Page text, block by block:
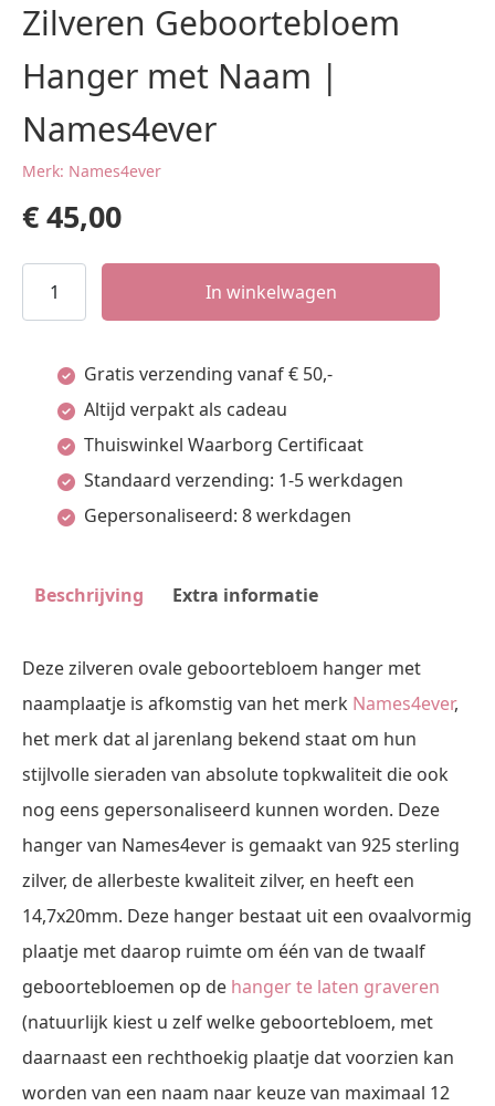
Zilveren Geboortebloem
Hanger met Naam |
Names4ever
Merk: Names4ever
€45,00
Zilveren
Geboortebloem
Naam
Names4ever
aantal
In winkelwagen
Gratis verzending vanaf € 50,-
Altijd verpakt als cadeau
Thuiswinkel Waarborg Certificaat
Standaard verzending: 1-5 werkdagen
Gepersonaliseerd: 8 werkdagen
Beschrijving Extra informatie
Deze zilveren ovale geboortebloem hanger met
naamplaatje is afkomstig van het merk Names4ever,
het merk dat al jarenlang bekend staat om hun
stijlvolle sieraden van absolute topkwaliteit die ook
nog eens gepersonaliseerd kunnen worden. Deze
hanger van Names4ever is gemaakt van 925 sterling
zilver, de allerbeste kwaliteit zilver, en heeft een
14,7x20mm. Deze hanger bestaat uit een ovaalvormig
plaatje met daarop ruimte om één van de twaalf
geboortebloemen op de hanger te laten graveren
(natuurlijk kiest u zelf welke geboortebloem, met
daarnaast een rechthoekig plaatje dat voorzien kan
worden van een naam naar keuze van maximaal 12